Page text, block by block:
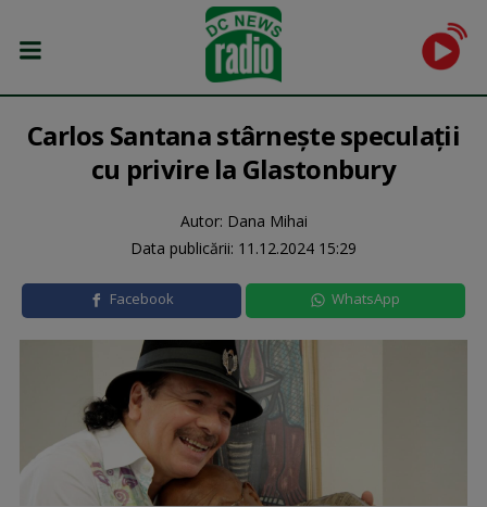
Carlos Santana stârnește speculații
cu privire la Glastonbury
Autor: Dana Mihai
Data publicării: 11.12.2024 15:29
Facebook WhatsApp